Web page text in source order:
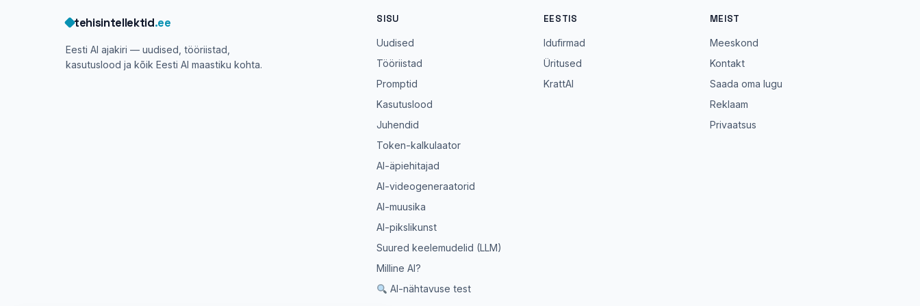
tehisintellektid.ee
Eesti AI ajakiri — uudised, tööriistad,
kasutuslood ja kõik Eesti AI maastiku kohta.
SISU
Uudised
Tööriistad
Promptid
Kasutuslood
Juhendid
Token-kalkulaator
AI-äpiehitajad
AI-videogeneraatorid
AI-muusika
AI-pikslikunst
Suured keelemudelid (LLM)
Milline AI?
AI-nähtavuse test
EESTIS
Idufirmad
Üritused
KrattAI
MEIST
Meeskond
Kontakt
Saada oma lugu
Reklaam
Privaatsus